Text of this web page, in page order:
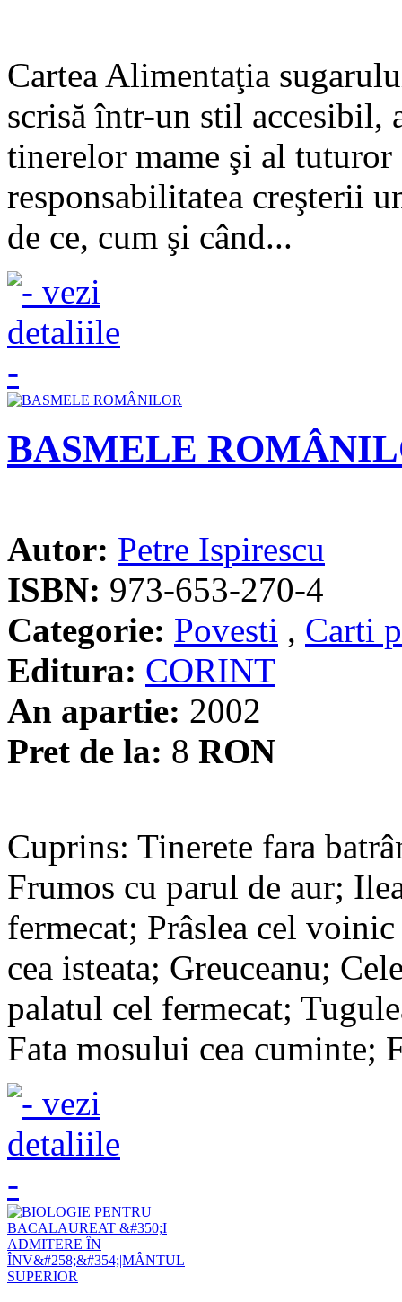
Cartea Alimentaţia
scrisă într-un stil accesibil,
tinerelor mame şi al tuturor
responsabilitatea creşterii
de ce, cum şi când...
BASMELE
Autor: Petre Ispirescu
ISBN: 973-653-270-4
Categorie: Povesti , Carti
Editura: CORINT
An apartie: 2002
Pret de la: 8 RON
Cuprins: Tinerete fara
Frumos cu parul de aur;
fermecat; Prâslea cel
cea isteata; Greuceanu;
palatul cel fermecat;
Fata mosului cea cuminte;